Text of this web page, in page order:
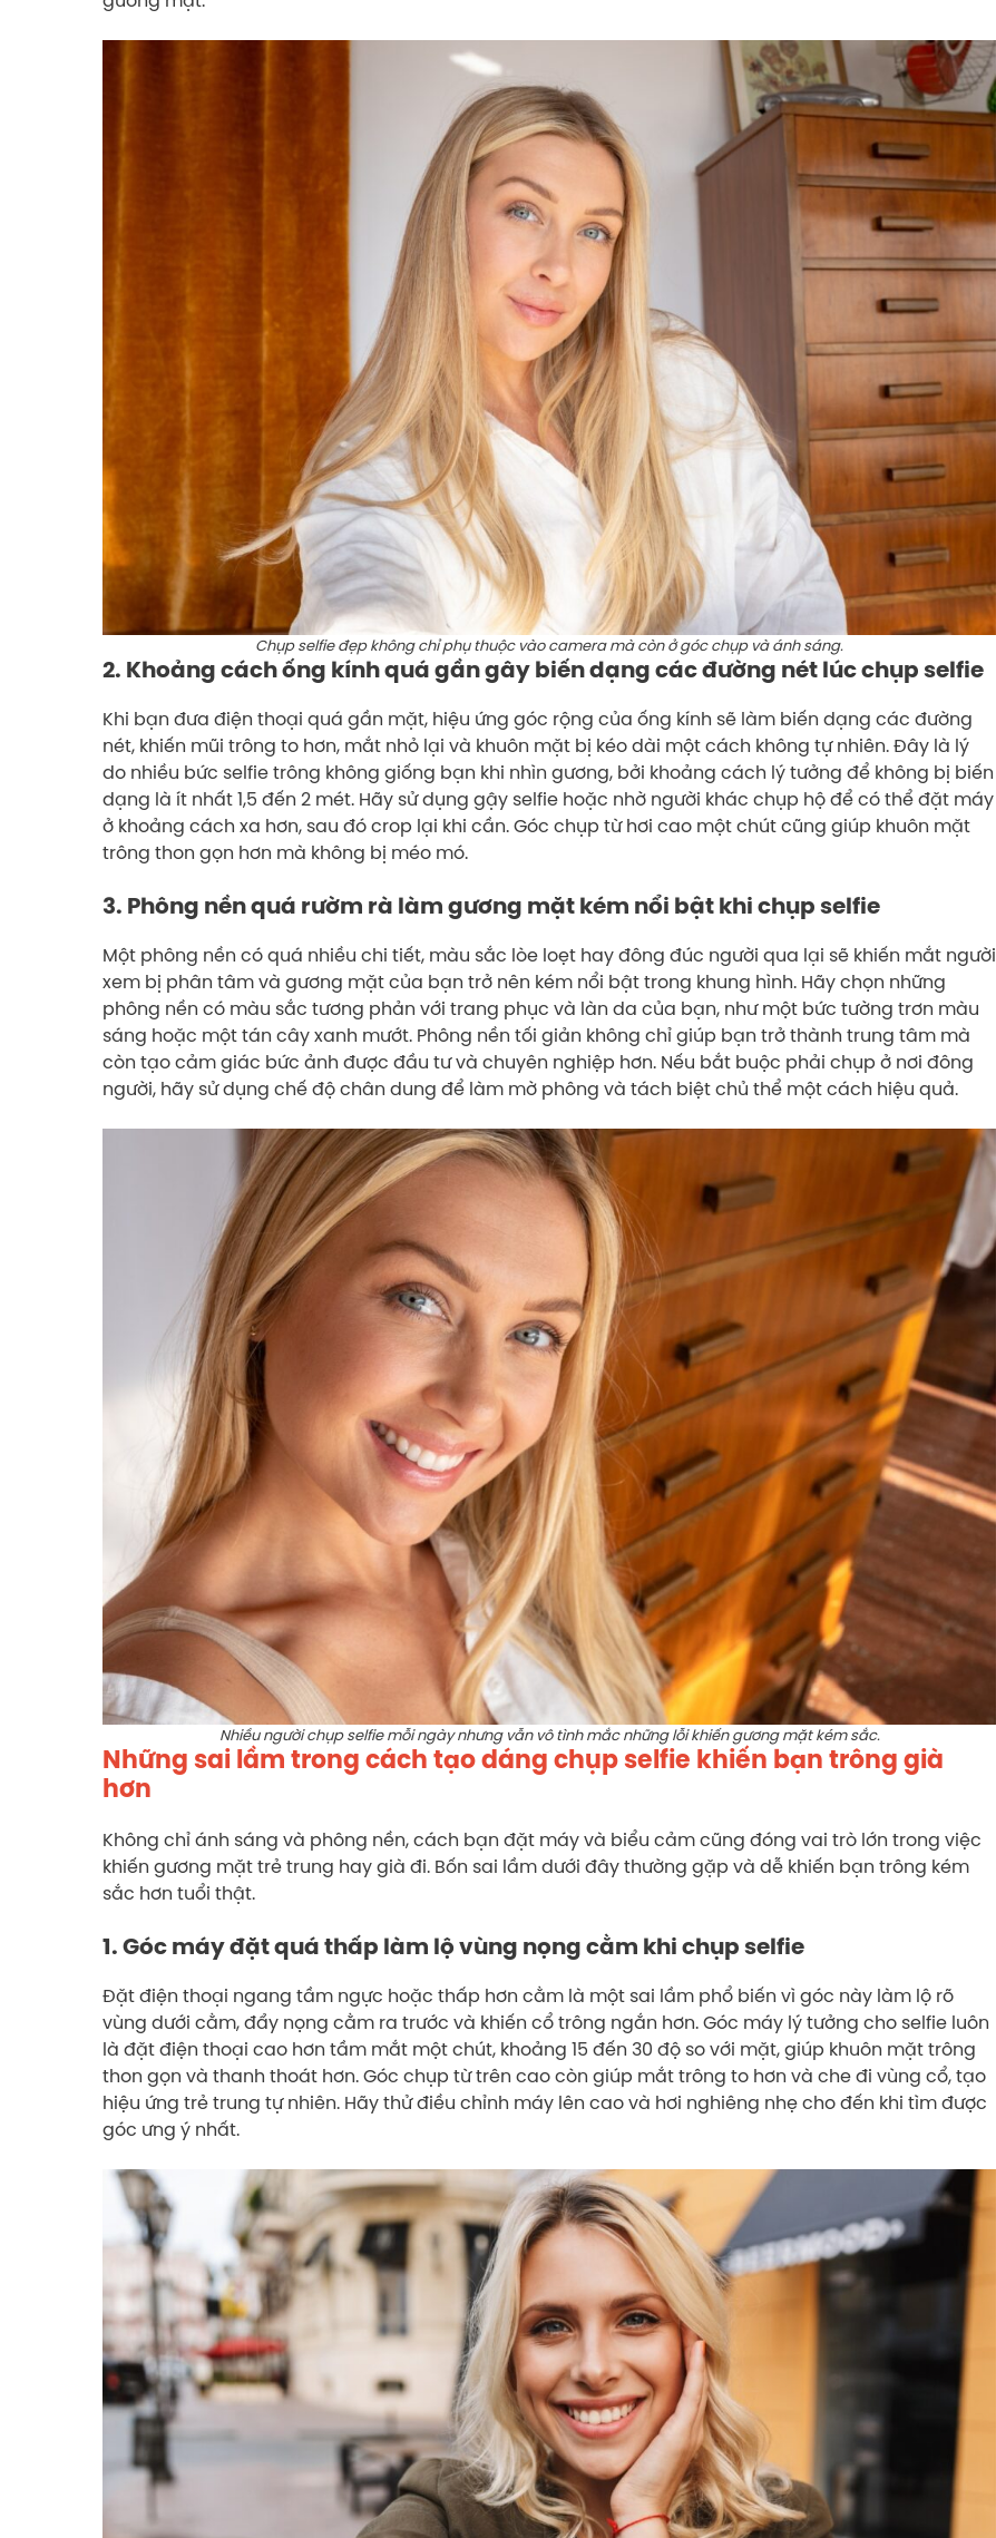
Chụp selfie đẹp không chỉ phụ thuộc vào camera mà còn ở góc chụp và ánh sáng.
2. Khoảng cách ống kính quá gần gây biến dạng các đường nét lúc chụp selfie
Khi bạn đưa điện thoại quá gần mặt, hiệu ứng góc rộng của ống kính sẽ làm biến dạng các đường
nét, khiến mũi trông to hơn, mắt nhỏ lại và khuôn mặt bị kéo dài một cách không tự nhiên. Đây là lý
do nhiều bức selfie trông không giống bạn khi nhìn gương, bởi khoảng cách lý tưởng để không bị biến
dạng là ít nhất 1,5 đến 2 mét. Hãy sử dụng gậy selfie hoặc nhờ người khác chụp hộ để có thể đặt máy
ở khoảng cách xa hơn, sau đó crop lại khi cần. Góc chụp từ hơi cao một chút cũng giúp khuôn mặt
trông thon gọn hơn mà không bị méo mó.
3. Phông nền quá rườm rà làm gương mặt kém nổi bật khi chụp selfie
Một phông nền có quá nhiều chi tiết, màu sắc lòe loẹt hay đông đúc người qua lại sẽ khiến mắt người
xem bị phân tâm và gương mặt của bạn trở nên kém nổi bật trong khung hình. Hãy chọn những
phông nền có màu sắc tương phản với trang phục và làn da của bạn, như một bức tường trơn màu
sáng hoặc một tán cây xanh mướt. Phông nền tối giản không chỉ giúp bạn trở thành trung tâm mà
còn tạo cảm giác bức ảnh được đầu tư và chuyên nghiệp hơn. Nếu bắt buộc phải chụp ở nơi đông
người, hãy sử dụng chế độ chân dung để làm mờ phông và tách biệt chủ thể một cách hiệu quả.
Nhiều người chụp selfie mỗi ngày nhưng vẫn vô tình mắc những lỗi khiến gương mặt kém sắc.
Những sai lầm trong cách tạo dáng chụp selfie khiến bạn trông già
hơn
Không chỉ ánh sáng và phông nền, cách bạn đặt máy và biểu cảm cũng đóng vai trò lớn trong việc
khiến gương mặt trẻ trung hay già đi. Bốn sai lầm dưới đây thường gặp và dễ khiến bạn trông kém
sắc hơn tuổi thật.
1. Góc máy đặt quá thấp làm lộ vùng nọng cằm khi chụp selfie
Đặt điện thoại ngang tầm ngực hoặc thấp hơn cằm là một sai lầm phổ biến vì góc này làm lộ rõ
vùng dưới cằm, đẩy nọng cằm ra trước và khiến cổ trông ngắn hơn. Góc máy lý tưởng cho selfie luôn
là đặt điện thoại cao hơn tầm mắt một chút, khoảng 15 đến 30 độ so với mặt, giúp khuôn mặt trông
thon gọn và thanh thoát hơn. Góc chụp từ trên cao còn giúp mắt trông to hơn và che đi vùng cổ, tạo
hiệu ứng trẻ trung tự nhiên. Hãy thử điều chỉnh máy lên cao và hơi nghiêng nhẹ cho đến khi tìm được
góc ưng ý nhất.